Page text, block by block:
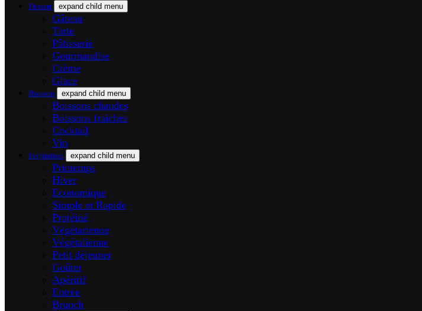
Dessert expand child menu
Gâteau
Tarte
Pâtisserie
Gourmandise
Crème
Glace
Boisson expand child menu
Boissons chaudes
Boissons fraiches
Cocktail
Vin
Inspiration expand child menu
Printemps
Hiver
Economique
Simple et Rapide
Protéiné
Végétarienne
Végétalienne
Petit déjeuner
Goûter
Apéritif
Entrée
Brunch